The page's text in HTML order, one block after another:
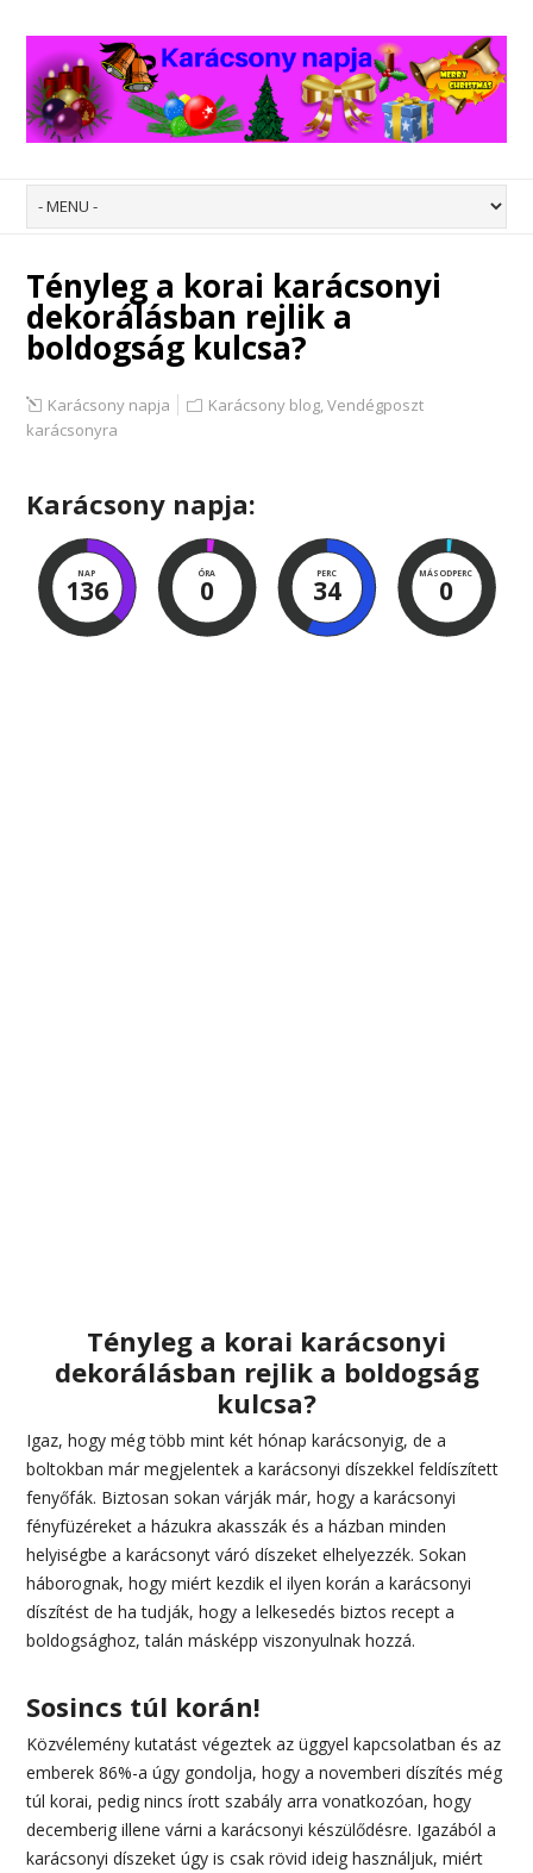
Tényleg a korai karácsonyi
dekorálásban rejlik a
boldogság kulcsa?
Karácsony napja Karácsony blog ,Vendégposzt
karácsonyra
Karácsony napja:
NAP
136
ÓRA
0
PERC
33
MÁSODPERC
59
Tényleg a korai karácsonyi
dekorálásban rejlik a boldogság
kulcsa?
Igaz, hogy még több mint két hónap karácsonyig, de a
boltokban már megjelentek a karácsonyi díszekkel feldíszített
fenyőfák. Biztosan sokan várják már, hogy a karácsonyi
fényfüzéreket a házukra akasszák és a házban minden
helyiségbe a karácsonyt váró díszeket elhelyezzék. Sokan
háborognak, hogy miért kezdik el ilyen korán a karácsonyi
díszítést de ha tudják, hogy a lelkesedés biztos recept a
boldogsághoz, talán másképp viszonyulnak hozzá.
Sosincs túl korán!
Közvélemény kutatást végeztek az üggyel kapcsolatban és az
emberek 86%-a úgy gondolja, hogy a novemberi díszítés még
túl korai, pedig nincs írott szabály arra vonatkozóan, hogy
decemberig illene várni a karácsonyi készülődésre. Igazából a
karácsonyi díszeket úgy is csak rövid ideig használjuk, miért